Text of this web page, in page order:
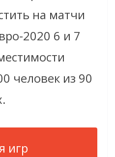
на матчи
2020 6 и 7
человек из 90
игр